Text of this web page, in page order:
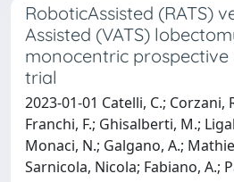
RoboticAssisted (RATS)
Assisted (VATS)
monocentric
trial
2023-01-01 Catelli, C.; Corzani,
Franchi, F.; Ghisalberti, M.;
Monaci, N.; Galgano, A.;
Sarnicola, Nicola; Fabiano, A.;